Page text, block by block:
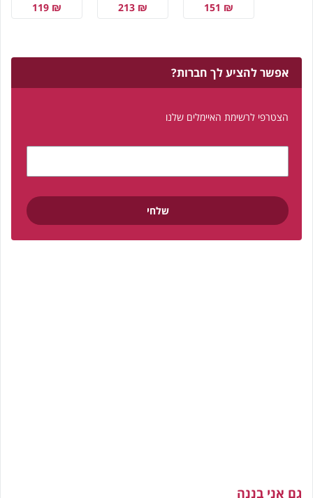
₪ 119 ₪ 213 ₪ 151
אפשר להציע לך חברות?
הצטרפי לרשימת האיימלים שלנו
גם אני בננה